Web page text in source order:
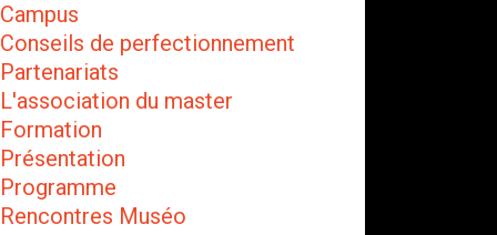
Campus
Conseils de perfectionnement
Partenariats
L'association du master
Formation
Présentation
Programme
Rencontres Muséo